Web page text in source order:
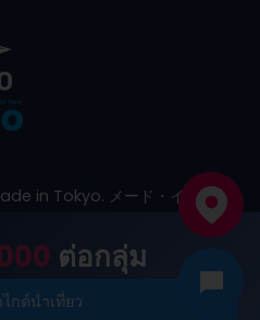
ต่อกลุ่ม
กด์นำเที่ยว
in Tokyo. メード・イン・ト